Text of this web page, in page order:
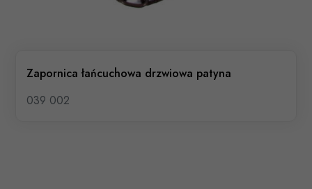
Zapornica łańcuchowa drzwiowa patyna
039 002